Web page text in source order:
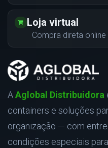
Loja virtual
Compra direta online
AAglobal Distribuidora
containers e soluções
organização — com
condições especiais